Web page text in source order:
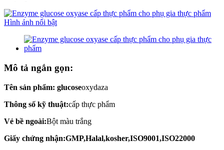
Mô tả ngắn gọn:
Tên sản phẩm: glucoseoxydaza
Thông số kỹ thuật:cấp thực phẩm
Vẻ bề ngoài:Bột màu trắng
Giấy chứng nhận:GMP,Halal,kosher,ISO9001,ISO22000